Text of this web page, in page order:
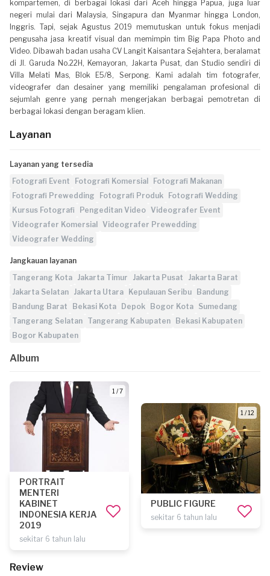
kompartemen, di berbagai lokasi dari Aceh hingga Papua, juga luar
negeri mulai dari Malaysia, Singapura dan Myanmar hingga London,
Inggris. Tapi, sejak Agustus 2019 memutuskan untuk fokus menjadi
pengusaha jasa kreatif visual dan memimpin tim Big Papa Photo and
Video. Dibawah badan usaha CV Langit Kaisantara Sejahtera, beralamat
di Jl. Garuda No.22H, Kemayoran, Jakarta Pusat, dan Studio sendiri di
Villa Melati Mas, Blok E5/8, Serpong. Kami adalah tim fotografer,
videografer dan desainer yang memiliki pengalaman profesional di
sejumlah genre yang pernah mengerjakan berbagai pemotretan di
berbagai lokasi dengan beragam klien.
Layanan
Layanan yang tersedia
Fotografi Event
Fotografi Komersial
Fotografi Makanan
Fotografi Prewedding
Fotografi Produk
Fotografi Wedding
Kursus Fotografi
Pengeditan Video Videografer Event
Videografer Komersial
Videografer Prewedding
Videografer Wedding
Jangkauan layanan
Tangerang Kota Jakarta Timur Jakarta Pusat
Jakarta Barat
Jakarta Selatan Jakarta Utara Kepulauan Seribu
Bandung
Bandung Barat
Bekasi Kota Depok Bogor Kota Sumedang
Tangerang Selatan Tangerang Kabupaten
Bekasi Kabupaten
Bogor Kabupaten
Album
1 / 7
PORTRAIT
MENTERI
KABINET
INDONESIA KERJA
2019
sekitar 6 tahun lalu
1 / 12
PUBLIC FIGURE
sekitar 6 tahun lalu
Review